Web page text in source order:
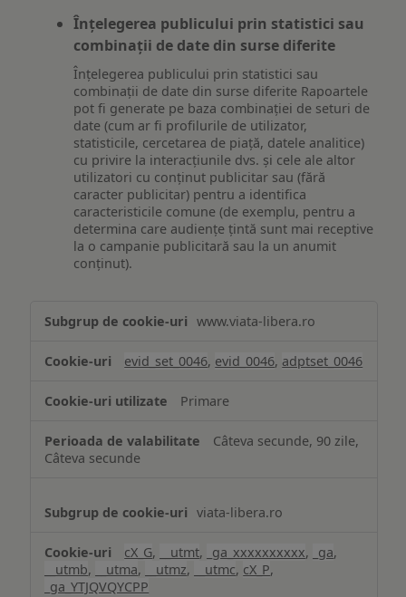
Înțelegerea publicului prin statistici sau
combinații de date din surse diferite
Înțelegerea publicului prin statistici sau
combinații de date din surse diferite Rapoartele
pot fi generate pe baza combinației de seturi de
date (cum ar fi profilurile de utilizator,
statisticile, cercetarea de piață, datele analitice)
cu privire la interacțiunile dvs. și cele ale altor
utilizatori cu conținut publicitar sau (fără
caracter publicitar) pentru a identifica
caracteristicile comune (de exemplu, pentru a
determina care audiențe țintă sunt mai receptive
la o campanie publicitară sau la un anumit
conținut).
www.viata-libera.ro
evid_set_0046, evid_0046, adptset_0046
Primare
Câteva secunde, 90 zile,
Câteva secunde
viata-libera.ro
cX_G, __utmt, _ga_xxxxxxxxxx, _ga,
__utmb, __utma, __utmz, __utmc, cX_P,
_ga_YTJQVQYCPP